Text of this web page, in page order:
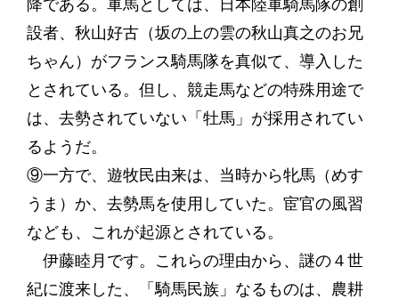
降である。軍馬としては、日本陸軍騎馬隊の創
設者、秋山好古（坂の上の雲の秋山真之のお兄
ちゃん）がフランス騎馬隊を真似て、導入した
とされている。但し、競走馬などの特殊用途で
は、去勢されていない「牡馬」が採用されてい
るようだ。
⑨一方で、遊牧民由来は、当時から牝馬（めす
うま）か、去勢馬を使用していた。宦官の風習
なども、これが起源とされている。
伊藤睦月です。これらの理由から、謎の４世
紀に渡来した、「騎馬民族」なるものは、農耕